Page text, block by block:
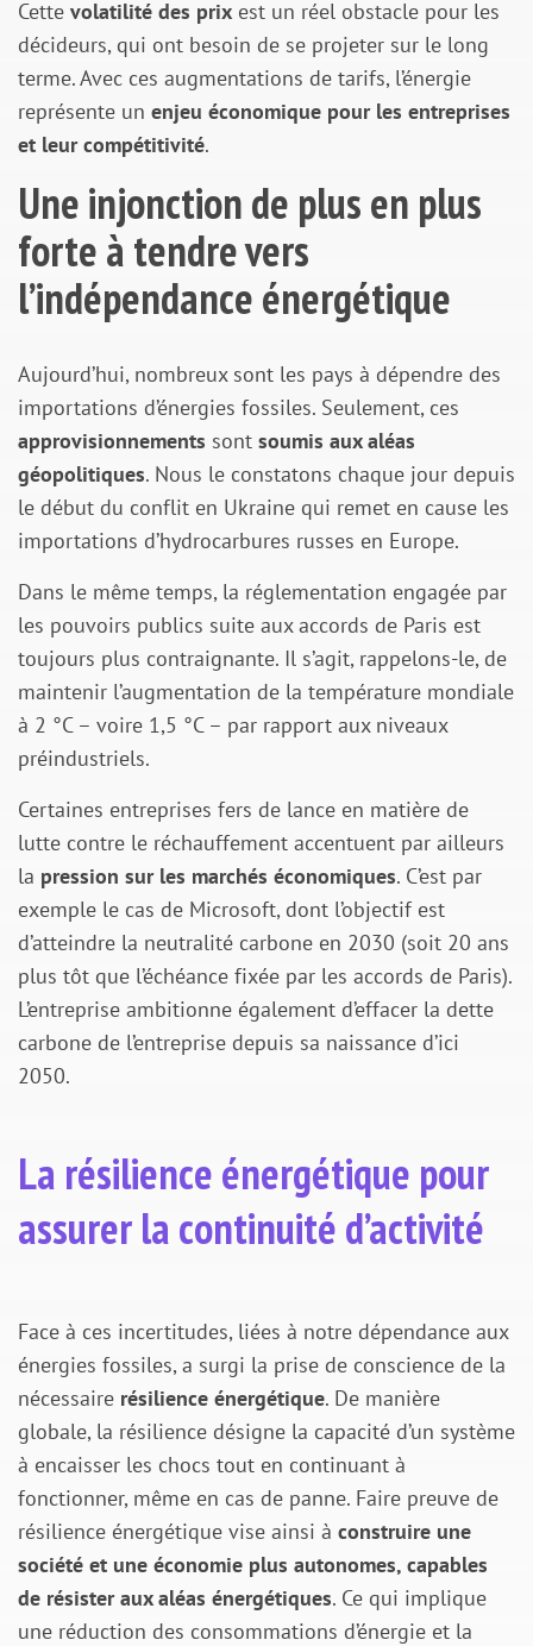
Cette volatilité des prix est un réel obstacle pour les
décideurs, qui ont besoin de se projeter sur le long
terme. Avec ces augmentations de tarifs, l’énergie
représente un enjeu économique pour les entreprises
et leur compétitivité.
Une injonction de plus en plus
forte à tendre vers
l’indépendance énergétique
Aujourd’hui, nombreux sont les pays à dépendre des
importations d’énergies fossiles. Seulement, ces
approvisionnements sont soumis aux aléas
géopolitiques. Nous le constatons chaque jour depuis
le début du conflit en Ukraine qui remet en cause les
importations d’hydrocarbures russes en Europe.
Dans le même temps, la réglementation engagée par
les pouvoirs publics suite aux accords de Paris est
toujours plus contraignante. Il s’agit, rappelons-le, de
maintenir l’augmentation de la température mondiale
à 2 °C – voire 1,5 °C – par rapport aux niveaux
préindustriels.
Certaines entreprises fers de lance en matière de
lutte contre le réchauffement accentuent par ailleurs
la pression sur les marchés économiques. C’est par
exemple le cas de Microsoft, dont l’objectif est
d’atteindre la neutralité carbone en 2030 (soit 20 ans
plus tôt que l’échéance fixée par les accords de Paris).
L’entreprise ambitionne également d’effacer la dette
carbone de l’entreprise depuis sa naissance d’ici
2050.
La résilience énergétique pour
assurer la continuité d’activité
Face à ces incertitudes, liées à notre dépendance aux
énergies fossiles, a surgi la prise de conscience de la
nécessaire résilience énergétique. De manière
globale, la résilience désigne la capacité d’un système
à encaisser les chocs tout en continuant à
fonctionner, même en cas de panne. Faire preuve de
résilience énergétique vise ainsi à construire une
société et une économie plus autonomes, capables
de résister aux aléas énergétiques. Ce qui implique
une réduction des consommations d’énergie et la